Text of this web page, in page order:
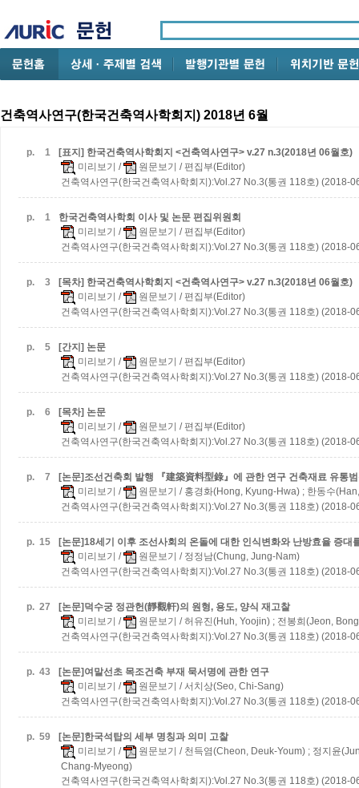
건축역사연구(한국건축역사학회지) 2018년 6월
p. 1
[표지] 한국건축역사학회지 <건축역사연구> v.27 n.3(2018년 06월호)
미리보기 / 원문보기 / 편집부(Editor)
건축역사연구(한국건축역사학회지):Vol.27 No.3(통권 118호) (2018-
p. 1
한국건축역사학회 이사 및 논문 편집위원회
미리보기 / 원문보기 / 편집부(Editor)
건축역사연구(한국건축역사학회지):Vol.27 No.3(통권 118호) (2018-
p. 3
[목차] 한국건축역사학회지 <건축역사연구> v.27 n.3(2018년 06월호)
미리보기 / 원문보기 / 편집부(Editor)
건축역사연구(한국건축역사학회지):Vol.27 No.3(통권 118호) (2018-
p. 5
[간지] 논문
미리보기 / 원문보기 / 편집부(Editor)
건축역사연구(한국건축역사학회지):Vol.27 No.3(통권 118호) (2018-
p. 6
[목차] 논문
미리보기 / 원문보기 / 편집부(Editor)
건축역사연구(한국건축역사학회지):Vol.27 No.3(통권 118호) (2018-
p. 7 [논문]조선건축회 발행 『建築資料型錄』에 관한 연구 건축재료 유통
미리보기 / 원문보기 / 홍경화(Hong, Kyung-Hwa) ; 한동수
건축역사연구(한국건축역사학회지):Vol.27 No.3(통권 118호) (2018-
p. 15
[논문]18세기 이후 조선사회의 온돌에 대한 인식변화와 난방효율 증대
미리보기 / 원문보기 / 정정남(Chung, Jung-Nam)
건축역사연구(한국건축역사학회지):Vol.27 No.3(통권 118호) (2018-
p. 27
[논문]덕수궁 정관헌(靜觀軒)의 원형, 용도, 양식 재고찰
미리보기 / 원문보기 / 허유진(Huh, Yoojin) ; 전봉희(Jeon,
건축역사연구(한국건축역사학회지):Vol.27 No.3(통권 118호) (2018-
p. 43
[논문]여말선초 목조건축 부재 묵서명에 관한 연구
미리보기 / 원문보기 / 서치상(Seo, Chi-Sang)
건축역사연구(한국건축역사학회지):Vol.27 No.3(통권 118호) (2018-
p. 59
[논문]한국석탑의 세부 명칭과 의미 고찰
미리보기 / 원문보기 / 천득염(Cheon, Deuk-Youm) ; 정지윤
Chang-Myeong)
건축역사연구(한국건축역사학회지):Vol.27 No.3(통권 118호) (2018-